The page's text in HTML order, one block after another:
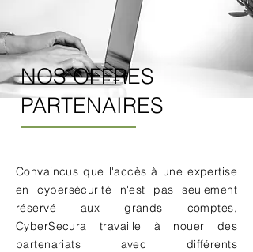
NOS OFFRES
PARTENAIRES
Convaincus que l'accès à une expertise
en cybersécurité n'est pas seulement
réservé aux grands comptes,
CyberSecura travaille à nouer des
partenariats avec différents